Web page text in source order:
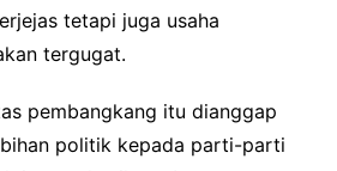
tetapi juga usaha
tergugat.
pembangkang itu dianggap
politik kepada parti-parti